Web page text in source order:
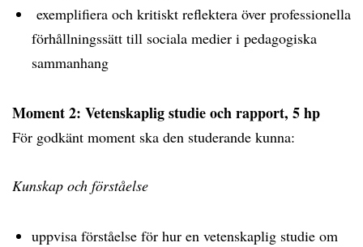
exemplifiera och kritiskt reflektera över professionella
förhållningssätt till sociala medier i pedagogiska
sammanhang
Moment 2: Vetenskaplig studie och rapport, 5 hp
För godkänt moment ska den studerande kunna:
Kunskap och förståelse
uppvisa förståelse för hur en vetenskaplig studie om